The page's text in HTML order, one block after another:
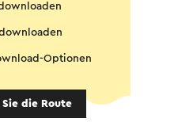
Optionen
die Route